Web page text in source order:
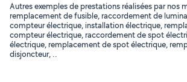
Autres exemples de prestations réalisées par nos
remplacement de fusible, raccordement de
compteur électrique, installation électrique,
compteur électrique, raccordement de spot
électrique, remplacement de spot électrique,
disjoncteur, ..